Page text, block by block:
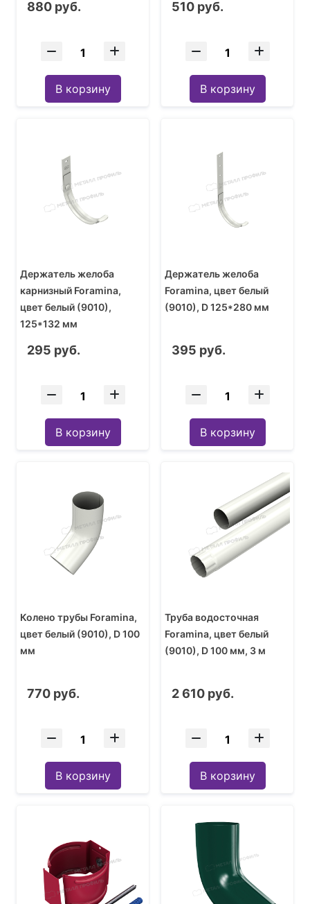
880 руб.
В корзину
510 руб.
В корзину
Держатель желоба
карнизный Foramina,
цвет белый (9010),
125*132 мм
295 руб.
В корзину
Держатель желоба
Foramina, цвет белый
(9010), D 125*280 мм
395 руб.
В корзину
Колено трубы Foramina,
цвет белый (9010), D 100
мм
770 руб.
В корзину
Труба водосточная
Foramina, цвет белый
(9010), D 100 мм, 3 м
2 610 руб.
В корзину